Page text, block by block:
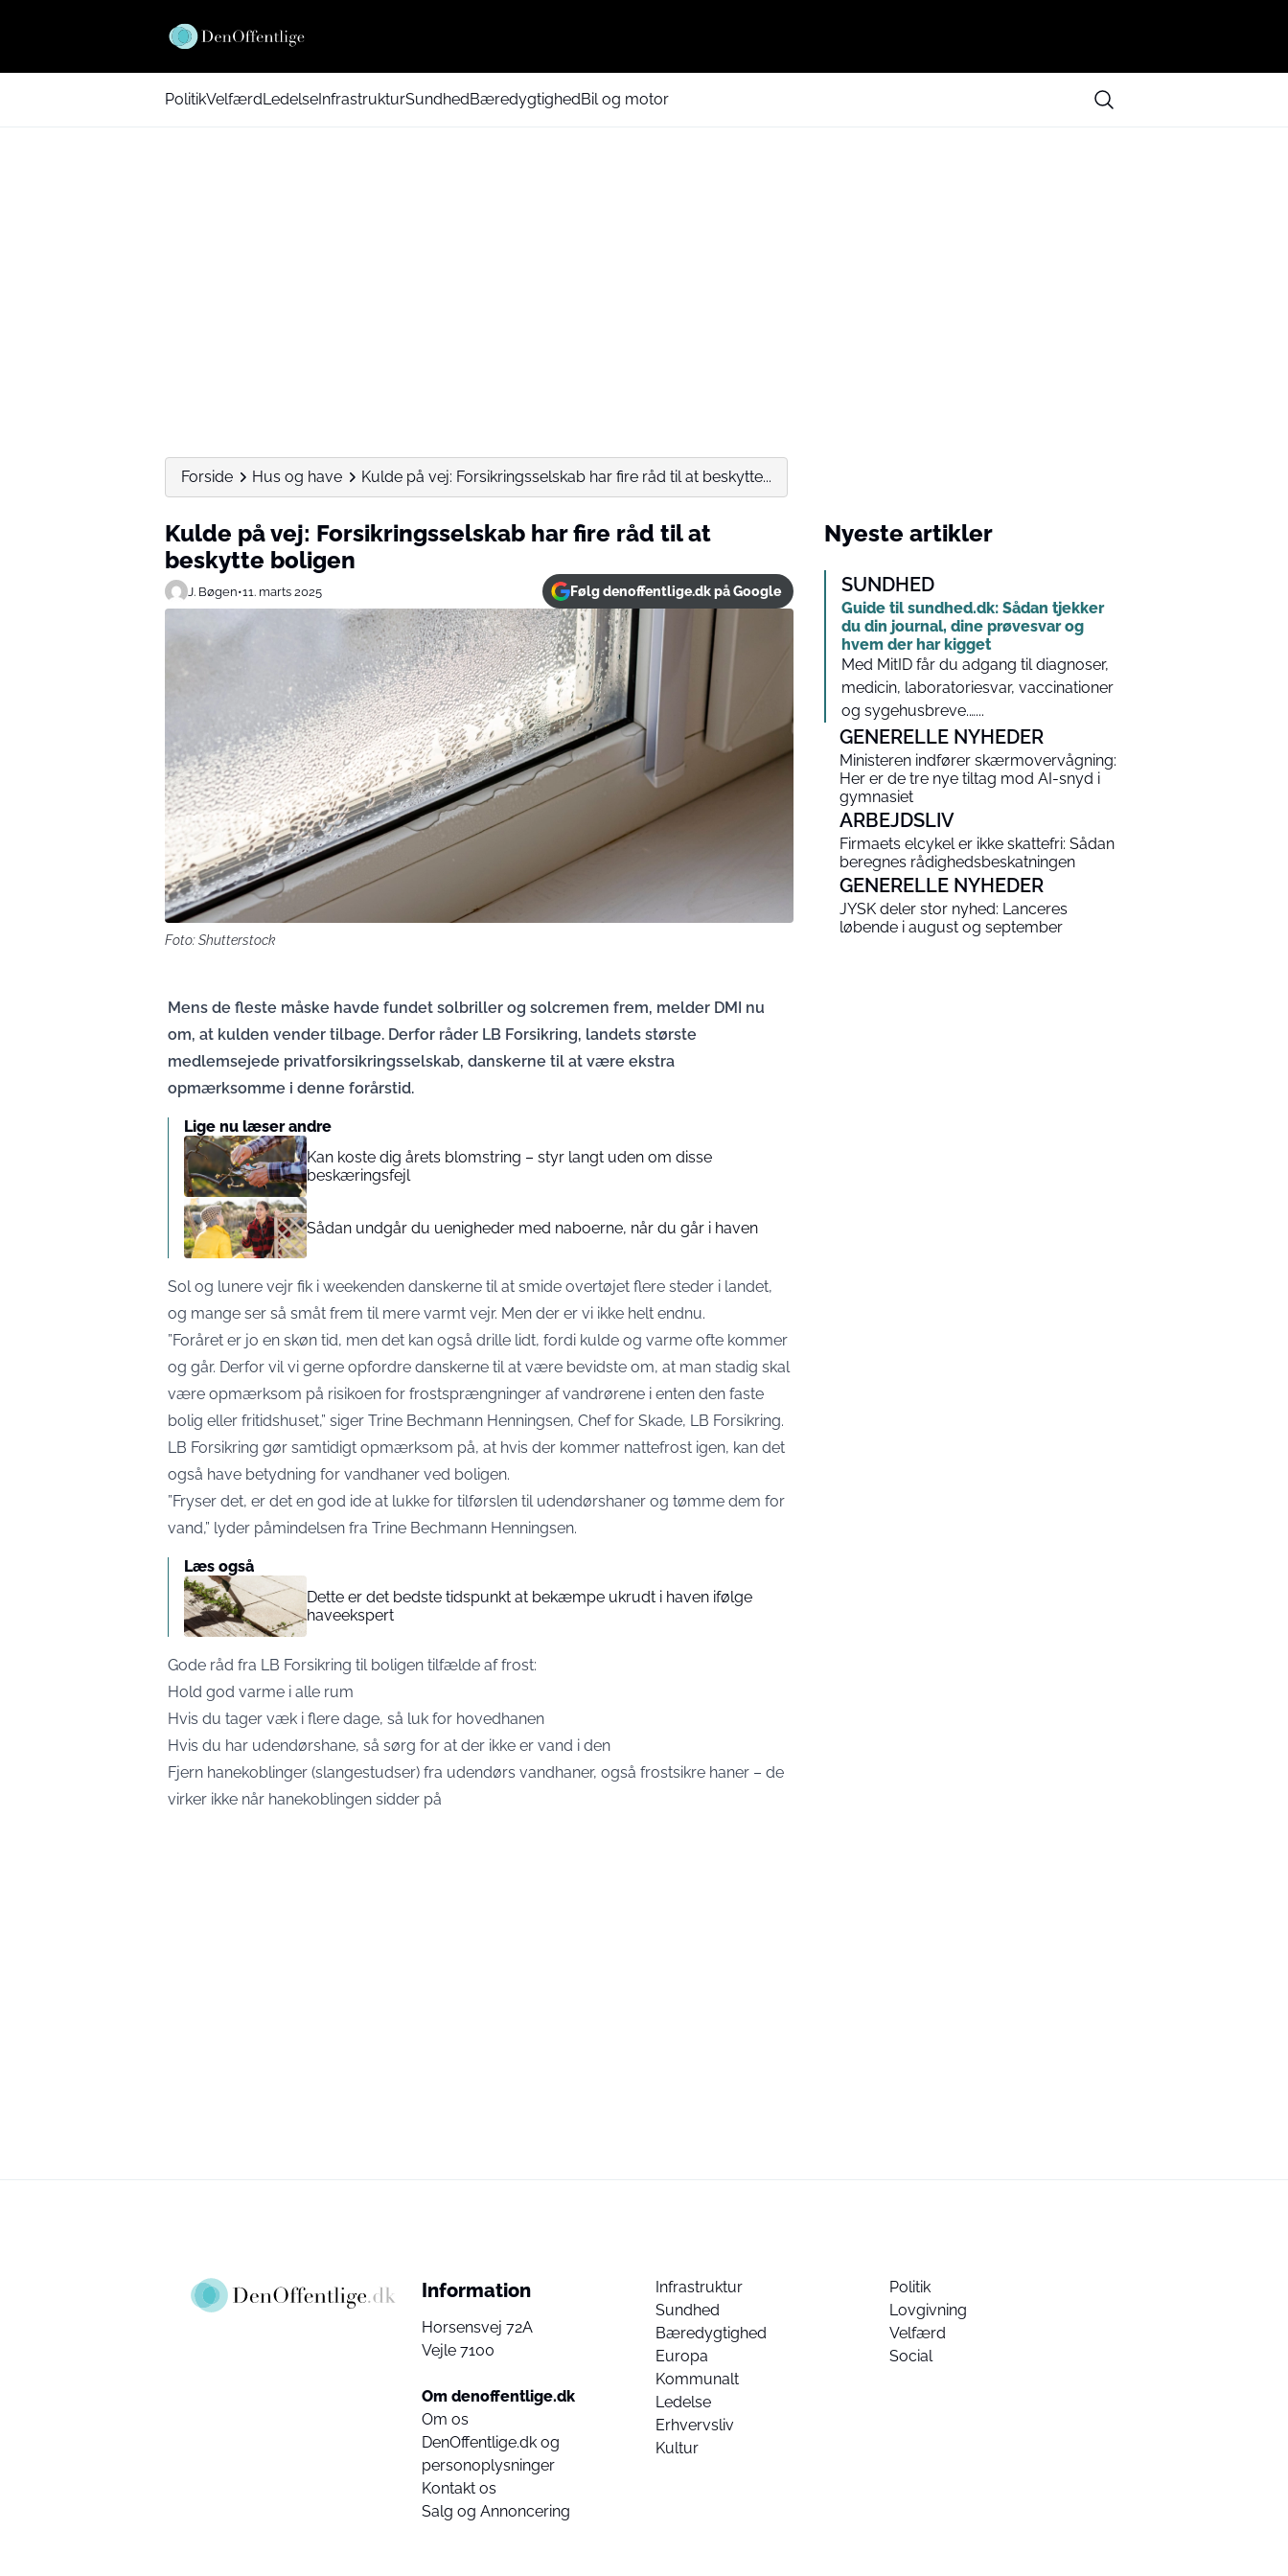
PolitikVelfærdLedelseInfrastrukturSundhedBæredygtighedBil og motor
Forside Hus og have Kulde på vej: Forsikringsselskab har fire råd til at beskytte...
Kulde på vej: Forsikringsselskab har fire råd til at
beskytte boligen
J. Bøgen•11. marts 2025 Følg denoffentlige.dk på Google
Foto: Shutterstock
Mens de fleste måske havde fundet solbriller og solcremen frem, melder DMI nu
om, at kulden vender tilbage. Derfor råder LB Forsikring, landets største
medlemsejede privatforsikringsselskab, danskerne til at være ekstra
opmærksomme i denne forårstid.
Lige nu læser andre
Kan koste dig årets blomstring – styr langt uden om disse
beskæringsfejl
Sådan undgår du uenigheder med naboerne, når du går i haven
Sol og lunere vejr fik i weekenden danskerne til at smide overtøjet flere steder i landet,
og mange ser så småt frem til mere varmt vejr. Men der er vi ikke helt endnu.
”Foråret er jo en skøn tid, men det kan også drille lidt, fordi kulde og varme ofte kommer
og går. Derfor vil vi gerne opfordre danskerne til at være bevidste om, at man stadig skal
være opmærksom på risikoen for frostsprængninger af vandrørene i enten den faste
bolig eller fritidshuset,” siger Trine Bechmann Henningsen, Chef for Skade, LB Forsikring.
LB Forsikring gør samtidigt opmærksom på, at hvis der kommer nattefrost igen, kan det
også have betydning for vandhaner ved boligen.
”Fryser det, er det en god ide at lukke for tilførslen til udendørshaner og tømme dem for
vand,” lyder påmindelsen fra Trine Bechmann Henningsen.
Læs også
Dette er det bedste tidspunkt at bekæmpe ukrudt i haven ifølge
haveekspert
Gode råd fra LB Forsikring til boligen tilfælde af frost:
Hold god varme i alle rum
Hvis du tager væk i flere dage, så luk for hovedhanen
Hvis du har udendørshane, så sørg for at der ikke er vand i den
Fjern hanekoblinger (slangestudser) fra udendørs vandhaner, også frostsikre haner – de
virker ikke når hanekoblingen sidder på
Nyeste artikler
SUNDHED
Guide til sundhed.dk: Sådan tjekker
du din journal, dine prøvesvar og
hvem der har kigget
Med MitID får du adgang til diagnoser,
medicin, laboratoriesvar, vaccinationer
og sygehusbreve.…...
GENERELLE NYHEDER
Ministeren indfører skærmovervågning:
Her er de tre nye tiltag mod AI-snyd i
gymnasiet
ARBEJDSLIV
Firmaets elcykel er ikke skattefri: Sådan
beregnes rådighedsbeskatningen
GENERELLE NYHEDER
JYSK deler stor nyhed: Lanceres
løbende i august og september
Information
Horsensvej 72A
Vejle 7100
Om denoffentlige.dk
Om os
DenOffentlige.dk og
personoplysninger
Kontakt os
Salg og Annoncering
Infrastruktur
Sundhed
Bæredygtighed
Europa
Kommunalt
Ledelse
Erhvervsliv
Kultur
Politik
Lovgivning
Velfærd
Social